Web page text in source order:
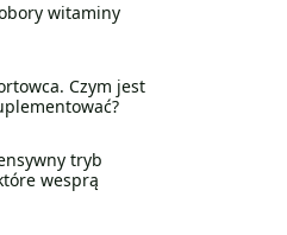
witaminy
Czym jest
tryb
wesprą